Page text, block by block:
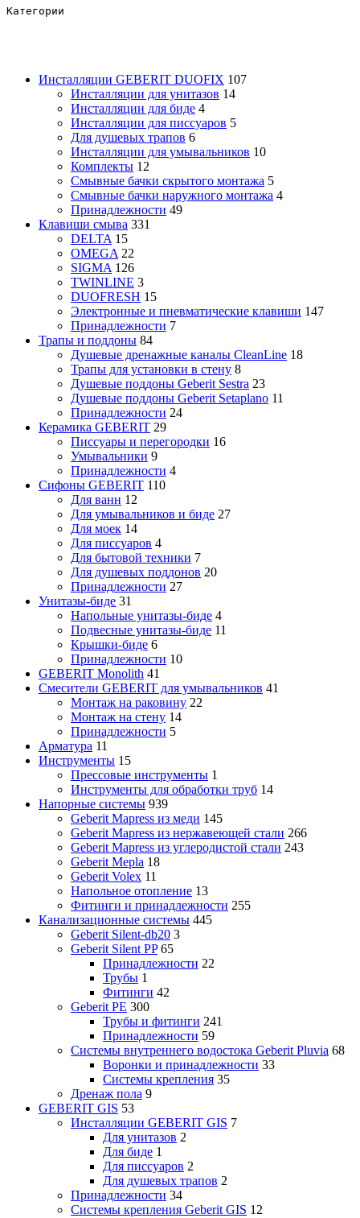
Категории
Инсталляции GEBERIT DUOFIX 107
Инсталляции для унитазов 14
Инсталляции для биде 4
Инсталляции для писсуаров 5
Для душевых трапов 6
Инсталляции для умывальников 10
Комплекты 12
Смывные бачки скрытого монтажа 5
Смывные бачки наружного монтажа 4
Принадлежности 49
Клавиши смыва 331
DELTA 15
OMEGA 22
SIGMA 126
TWINLINE 3
DUOFRESH 15
Электронные и пневматические клавиши 147
Принадлежности 7
Трапы и поддоны 84
Душевые дренажные каналы CleanLine 18
Трапы для установки в стену 8
Душевые поддоны Geberit Sestra 23
Душевые поддоны Geberit Setaplano 11
Принадлежности 24
Керамика GEBERIT 29
Писсуары и перегородки 16
Умывальники 9
Принадлежности 4
Сифоны GEBERIT 110
Для ванн 12
Для умывальников и биде 27
Для моек 14
Для писсуаров 4
Для бытовой техники 7
Для душевых поддонов 20
Принадлежности 27
Унитазы-биде 31
Напольные унитазы-биде 4
Подвесные унитазы-биде 11
Крышки-биде 6
Принадлежности 10
GEBERIT Monolith 41
Смесители GEBERIT для умывальников 41
Монтаж на раковину 22
Монтаж на стену 14
Принадлежности 5
Арматура 11
Инструменты 15
Прессовые инструменты 1
Инструменты для обработки труб 14
Напорные системы 939
Geberit Mapress из меди 145
Geberit Mapress из нержавеющей стали 266
Geberit Mapress из углеродистой стали 243
Geberit Mepla 18
Geberit Volex 11
Напольное отопление 13
Фитинги и принадлежности 255
Канализационные системы 445
Geberit Silent-db20 3
Geberit Silent PP 65
Принадлежности 22
Трубы 1
Фитинги 42
Geberit PE 300
Трубы и фитинги 241
Принадлежности 59
Системы внутреннего водостока Geberit Pluvia 68
Воронки и принадлежности 33
Системы крепления 35
Дренаж пола 9
GEBERIT GIS 53
Инсталляции GEBERIT GIS 7
Для унитазов 2
Для биде 1
Для писсуаров 2
Для душевых трапов 2
Принадлежности 34
Системы крепления Geberit GIS 12